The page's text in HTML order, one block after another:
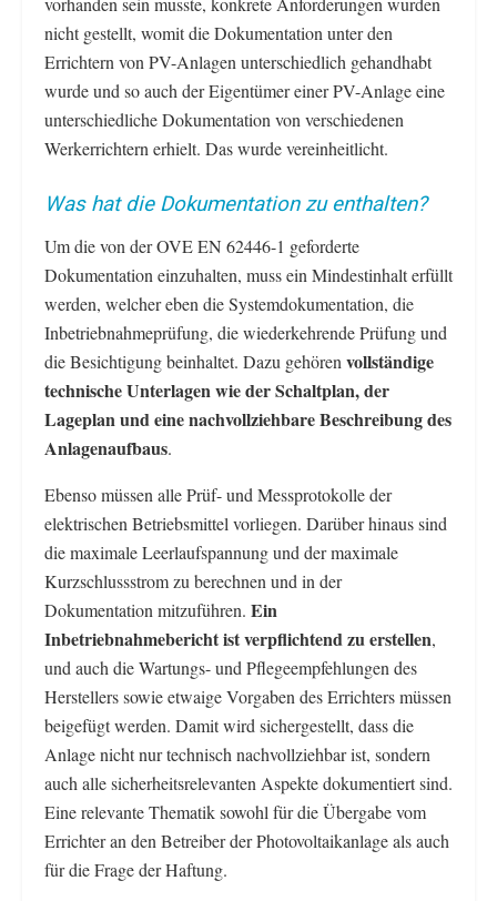
nicht gestellt, womit die Dokumentation unter den
Errichtern von PV-Anlagen unterschiedlich gehandhabt
wurde und so auch der Eigentümer einer PV-Anlage eine
unterschiedliche Dokumentation von verschiedenen
Werkerrichtern erhielt. Das wurde vereinheitlicht.
Was hat die Dokumentation zu enthalten?
Um die von der OVE EN 62446-1 geforderte
Dokumentation einzuhalten, muss ein Mindestinhalt erfüllt
werden, welcher eben die Systemdokumentation, die
Inbetriebnahmeprüfung, die wiederkehrende Prüfung und
die Besichtigung beinhaltet. Dazu gehören vollständige
technische Unterlagen wie der Schaltplan, der
Lageplan und eine nachvollziehbare Beschreibung des
Anlagenaufbaus.
Ebenso müssen alle Prüf- und Messprotokolle der
elektrischen Betriebsmittel vorliegen. Darüber hinaus sind
die maximale Leerlaufspannung und der maximale
Kurzschlussstrom zu berechnen und in der
Dokumentation mitzuführen. Ein
Inbetriebnahmebericht ist verpflichtend zu erstellen,
und auch die Wartungs- und Pflegeempfehlungen des
Herstellers sowie etwaige Vorgaben des Errichters müssen
beigefügt werden. Damit wird sichergestellt, dass die
Anlage nicht nur technisch nachvollziehbar ist, sondern
auch alle sicherheitsrelevanten Aspekte dokumentiert sind.
Eine relevante Thematik sowohl für die Übergabe vom
Errichter an den Betreiber der Photovoltaikanlage als auch
für die Frage der Haftung.